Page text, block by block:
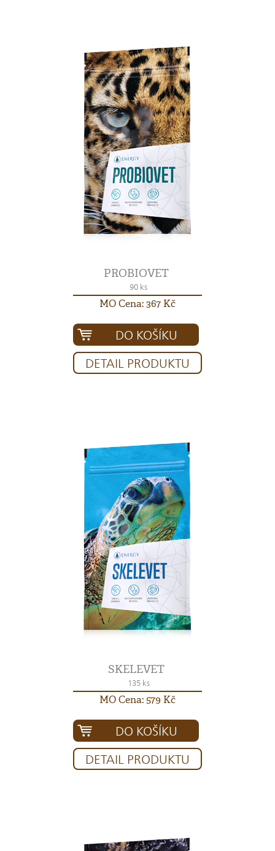
PROBIOVET
90 ks
MO Cena: 367 Kč
DO KOŠÍKU
DETAIL PRODUKTU
SKELEVET
135 ks
MO Cena: 579 Kč
DO KOŠÍKU
DETAIL PRODUKTU